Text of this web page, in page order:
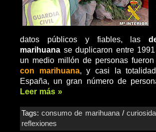
datos públicos y fiables, las
marihuana se duplicaron entre
un medio millón de personas
con marihuana, y casi la
España, un gran número de
Leer más »
Tags:consumo de marihuana/
reflexiones